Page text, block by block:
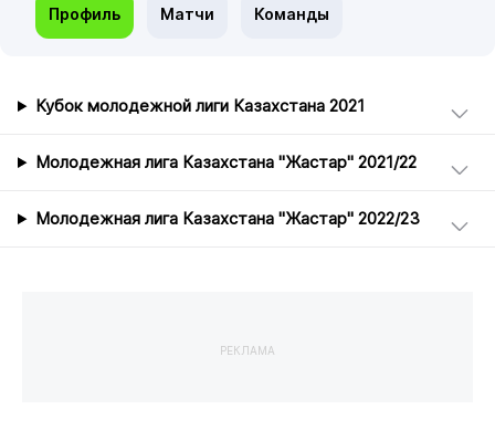
Профиль Матчи Команды
Кубок молодежной лиги Казахстана 2021
Молодежная лига Казахстана "Жастар" 2021/22
Молодежная лига Казахстана "Жастар" 2022/23
РЕКЛАМА